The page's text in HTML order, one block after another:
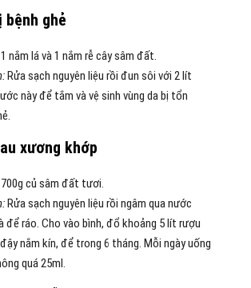
ghẻ
1 nắm lá và 1 nắm rễ cây sâm đất.
Rửa sạch nguyên liệu rồi đun sôi với 2 lít
này để tắm và vệ sinh vùng da bị tổn
xương khớp
700g củ sâm đất tươi.
Rửa sạch nguyên liệu rồi ngâm qua nước
để ráo. Cho vào bình, đổ khoảng 5 lít rượu
nắm kín, để trong 6 tháng. Mỗi ngày uống
quá 25ml.